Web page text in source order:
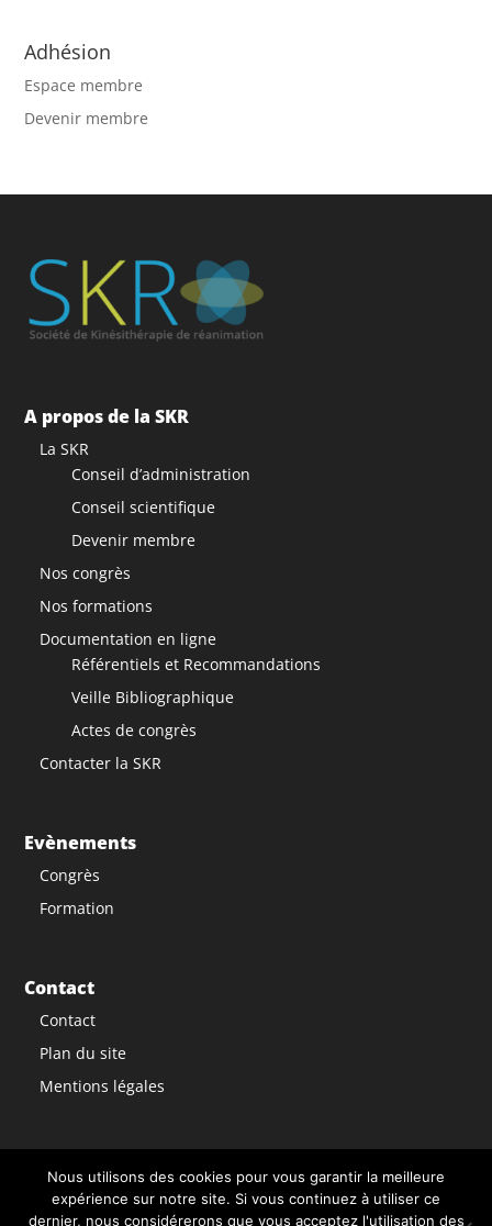
Adhésion
Espace membre
Devenir membre
A propos de la SKR
La SKR
Conseil d’administration
Conseil scientifique
Devenir membre
Nos congrès
Nos formations
Documentation en ligne
Référentiels et Recommandations
Veille Bibliographique
Actes de congrès
Contacter la SKR
Evènements
Congrès
Formation
Contact
Contact
Plan du site
Mentions légales
Nous utilisons des cookies pour vous garantir la meilleure
expérience sur notre site. Si vous continuez à utiliser ce
dernier, nous considérerons que vous acceptez l'utilisation des